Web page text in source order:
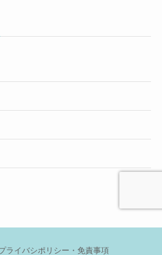
ライバシポリシー・免責事項